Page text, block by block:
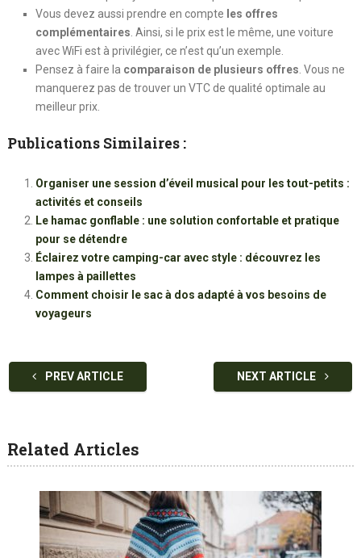
Vous devez aussi prendre en compte les offres
complémentaires . Ainsi, si le prix est le même, une voiture
avec WiFi est à privilégier, ce n’est qu’un exemple.
Pensez à faire la comparaison de plusieurs offres . Vous ne
manquerez pas de trouver un VTC de qualité optimale au
meilleur prix.
Publications Similaires :
Organiser une session d’éveil musical pour les tout-petits :
activités et conseils
Le hamac gonflable : une solution confortable et pratique
pour se détendre
Éclairez votre camping-car avec style : découvrez les
lampes à paillettes
Comment choisir le sac à dos adapté à vos besoins de
voyageurs
PREV ARTICLE NEXT ARTICLE
Related Articles